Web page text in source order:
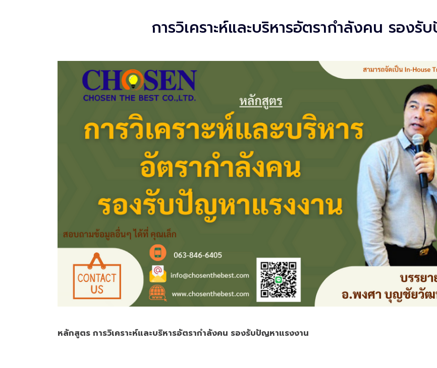
การวิเคราะห์และบริหารอัตรากำลังคน รอง
หลักสูตร การวิเคราะห์และบริหารอัตรากำลังคน รองรับปัญหาแรงงาน